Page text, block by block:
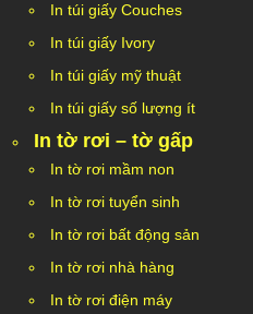
In túi giấy Couches
In túi giấy Ivory
In túi giấy mỹ thuật
In túi giấy số lượng ít
In tờ rơi – tờ gấp
In tờ rơi mầm non
In tờ rơi tuyển sinh
In tờ rơi bất động sản
In tờ rơi nhà hàng
In tờ rơi điện máy